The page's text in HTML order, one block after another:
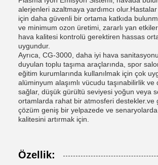
alerjenleri azaltmaya yardımcı
için daha güvenli bir ortama katkıda
ve minimum ozon üretimi, zararlı yan
hava kalitesi kontrolü gerektiren hassas
uygundur.
Ayrıca, CG-3000, daha iyi hava
duyulan toplu taşıma araçlarında, spor
eğitim kurumlarında kullanılmak için çok
alüminyum alaşımlı vücudu taşınabilirlik ve
sağlar, düşük gürültü seviyesi yoğun veya
ortamlarda rahat bir atmosferi destekler.ve
çözüm geniş bir yelpazede ve
kalitesini artırmak için.
Özellik: